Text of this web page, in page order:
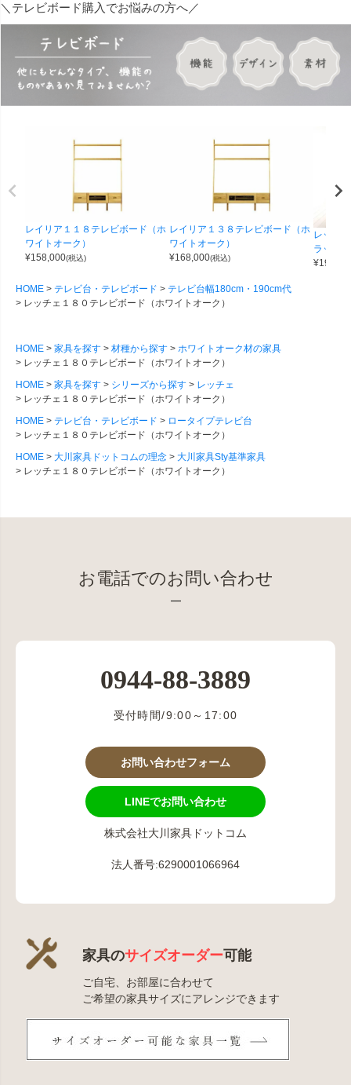
＼テレビボード購入でお悩みの方へ／
レイリア１１８テレビボード（ホ
ワイトオーク）
¥158,000(税込)
レイリア１３８テレビボード（ホ
ワイトオーク）
¥168,000(税込)
レッチ
ラック
¥
HOME テレビ台・テレビボード
テレビ台幅180cm・190cm代
レッチェ１８０テレビボード（ホワイトオーク）
HOME 家具を探す 材種から探す
ホワイトオーク材の家具
レッチェ１８０テレビボード（ホワイトオーク）
HOME
家具を探す シリーズから探す
レッチェ
レッチェ１８０テレビボード（ホワイトオーク）
HOME
テレビ台・テレビボード
ロータイプテレビ台
レッチェ１８０テレビボード（ホワイトオーク）
HOME
大川家具ドットコムの理念
大川家具Sty基準家具
レッチェ１８０テレビボード（ホワイトオーク）
お電話でのお問い合わせ
0944-88-3889
受付時間/9:00～17:00
お問い合わせフォーム
LINEでお問い合わせ
株式会社大川家具ドットコム
法人番号:6290001066964
家具のサイズオーダー可能
ご自宅、お部屋に合わせて
ご希望の家具サイズにアレンジできます